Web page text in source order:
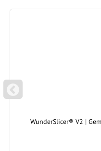
P
REVIOUS
WunderSlicer® V2 |